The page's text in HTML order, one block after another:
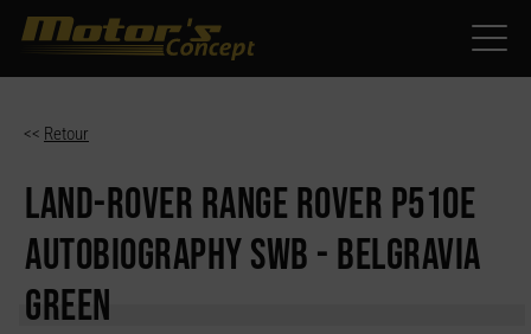
<< Retour
LAND-ROVER RANGE ROVER P510E
AUTOBIOGRAPHY SWB - BELGRAVIA
GREEN